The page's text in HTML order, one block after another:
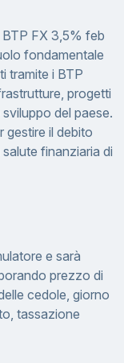
FX 3,5% feb
fondamentale
tramite i BTP
progetti
del paese.
gestire il debito
finanziaria di
e sarà
prezzo di
cedole, giorno
tassazione